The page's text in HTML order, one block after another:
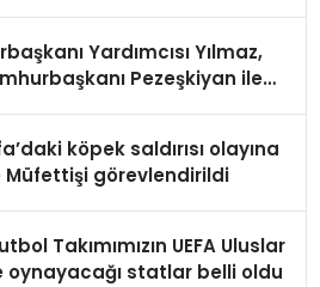
Yardımcısı Yılmaz,
Pezeşkiyan ile
köpek saldırısı olayına
Müfettişi görevlendirildi
Takımımızın UEFA Uluslar
oynayacağı statlar belli oldu